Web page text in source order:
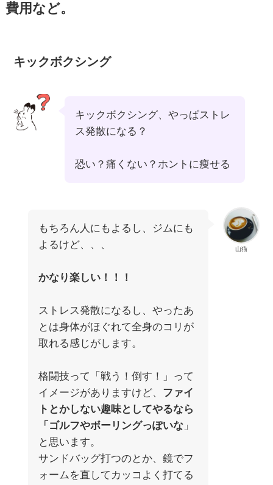
費用など。
キックボクシング
キックボクシング、やっぱストレ
ス発散になる？
恐い？痛くない？ホントに痩せる
山猫
もちろん人にもよるし、ジムにも
よるけど、、、
かなり楽しい！！！
ストレス発散になるし、やったあ
とは身体がほぐれて全身のコリが
取れる感じがします。
格闘技って「戦う！倒す！」って
イメージがありますけど、 ファイ
トとかしない趣味としてやるなら
「ゴルフやボーリングっぽいな 」
と思います。
サンドバッグ打つのとか、鏡でフ
ォームを直してカッコよく打てる